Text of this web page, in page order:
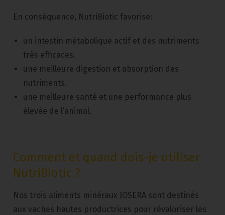
En conséquence, NutriBiotic favorise:
un intestin métabolique actif et des nutriments
très efficaces.
une meilleure digestion et absorption des
nutriments.
une meilleure santé et une performance plus
élevée de l’animal.
Comment et quand dois-je utiliser
NutriBiotic ?
Nos trois aliments minéraux JOSERA sont destinés
aux vaches hautes productrices pour révaloriser les